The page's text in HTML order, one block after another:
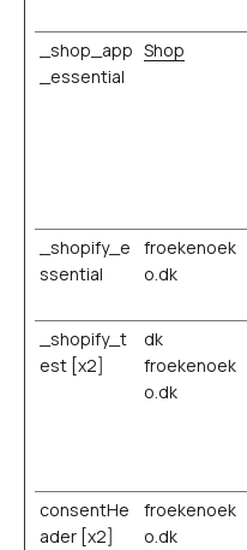
_shop_app
_essential
Shop
_shopify_e
ssential
froekenoek
o.dk
_shopify_t
est [x2]
dk
froekenoek
o.dk
consentHe
ader [x2]
froekenoek
o.dk